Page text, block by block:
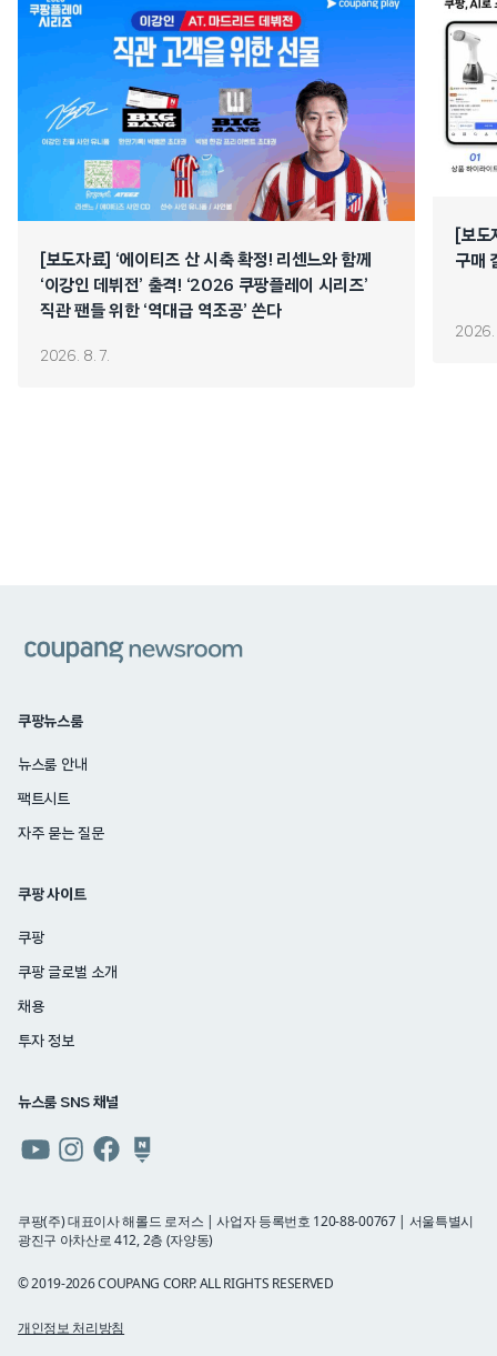
[보도자료] ‘에이티즈 산 시축 확정! 리센느와 함께
‘이강인 데뷔전’ 출격! ‘2026 쿠팡플레이 시리즈’
직관 팬들 위한 ‘역대급 역조공’ 쏜다
2026. 8. 7.
[보
구매
2026.
쿠팡뉴스룸
뉴스룸 안내
팩트시트
자주 묻는 질문
쿠팡 사이트
쿠팡
쿠팡 글로벌 소개
채용
투자 정보
뉴스룸 SNS 채널
유튜브인스타그램
페이스북네이버
블로그
쿠팡(주) 대표이사 해롤드 로저스 | 사업자 등록번호 120-88-00767 | 서울특별시
광진구 아차산로 412, 2층 (자양동)
© 2019-2026 COUPANG CORP. ALL RIGHTS RESERVED
개인정보 처리방침